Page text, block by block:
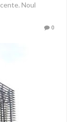
Noul
0